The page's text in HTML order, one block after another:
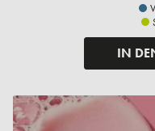
IN